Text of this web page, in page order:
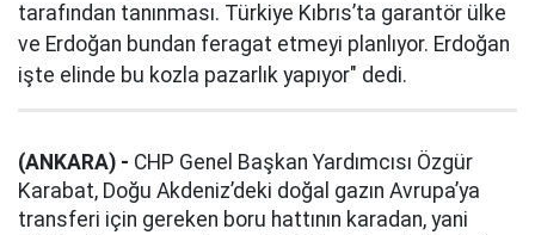
tarafından tanınması. Türkiye Kıbrıs’ta garantör ülke
ve Erdoğan bundan feragat etmeyi planlıyor. Erdoğan
işte elinde bu kozla pazarlık yapıyor" dedi.
(ANKARA) - CHP Genel Başkan Yardımcısı Özgür
Karabat, Doğu Akdeniz’deki doğal gazın Avrupa’ya
transferi için gereken boru hattının karadan, yani